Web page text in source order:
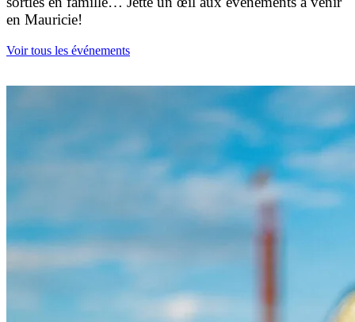
en Mauricie!
Voir tous les événements